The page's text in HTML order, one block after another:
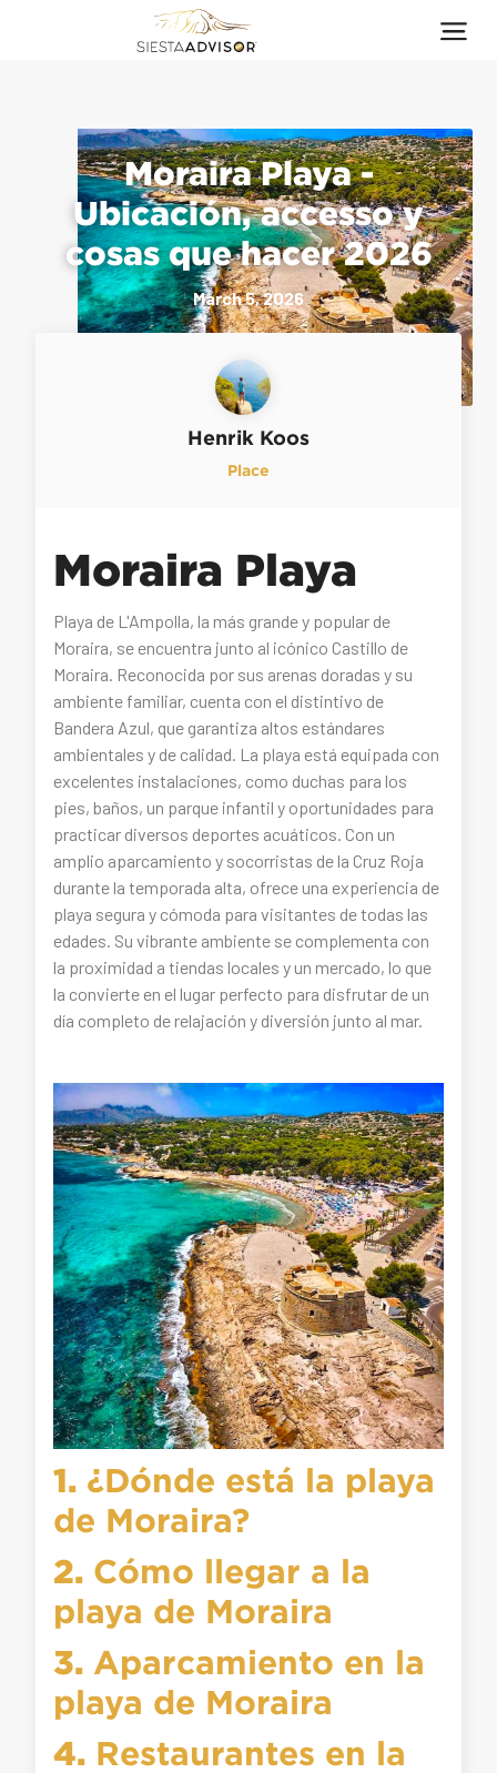
Moraira Playa -
Ubicación, accesso y
cosas que hacer 2026
March 5, 2026
Henrik Koos
Place
Moraira Playa
Playa de L'Ampolla, la más grande y popular de
Moraira, se encuentra junto al icónico Castillo de
Moraira. Reconocida por sus arenas doradas y su
ambiente familiar, cuenta con el distintivo de
Bandera Azul, que garantiza altos estándares
ambientales y de calidad. La playa está equipada con
excelentes instalaciones, como duchas para los
pies, baños, un parque infantil y oportunidades para
practicar diversos deportes acuáticos. Con un
amplio aparcamiento y socorristas de la Cruz Roja
durante la temporada alta, ofrece una experiencia de
playa segura y cómoda para visitantes de todas las
edades. Su vibrante ambiente se complementa con
la proximidad a tiendas locales y un mercado, lo que
la convierte en el lugar perfecto para disfrutar de un
día completo de relajación y diversión junto al mar.
1. ¿Dónde está la playa
de Moraira?
2. Cómo llegar a la
playa de Moraira
3. Aparcamiento en la
playa de Moraira
4. Restaurantes en la